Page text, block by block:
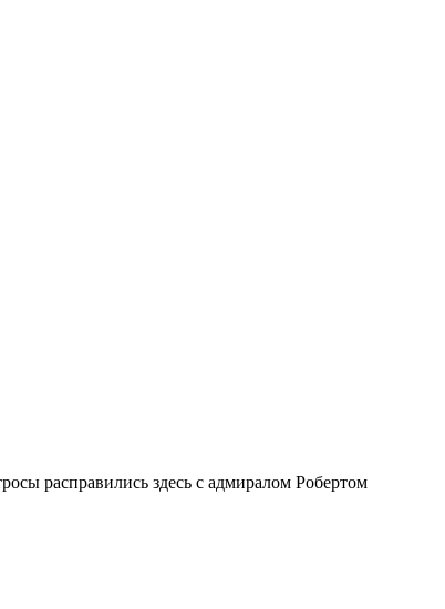
расправились здесь с адмиралом Робертом